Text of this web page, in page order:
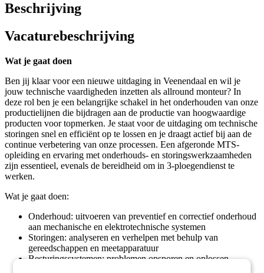
Beschrijving
Vacaturebeschrijving
Wat je gaat doen
Ben jij klaar voor een nieuwe uitdaging in Veenendaal en wil je
jouw technische vaardigheden inzetten als allround monteur? In
deze rol ben je een belangrijke schakel in het onderhouden van onze
productielijnen die bijdragen aan de productie van hoogwaardige
producten voor topmerken. Je staat voor de uitdaging om technische
storingen snel en efficiënt op te lossen en je draagt actief bij aan de
continue verbetering van onze processen. Een afgeronde MTS-
opleiding en ervaring met onderhouds- en storingswerkzaamheden
zijn essentieel, evenals de bereidheid om in 3-ploegendienst te
werken.
Wat je gaat doen:
Onderhoud: uitvoeren van preventief en correctief onderhoud
aan mechanische en elektrotechnische systemen
Storingen: analyseren en verhelpen met behulp van
gereedschappen en meetapparatuur
Besturingssystemen: problemen opsporen en oplossen,